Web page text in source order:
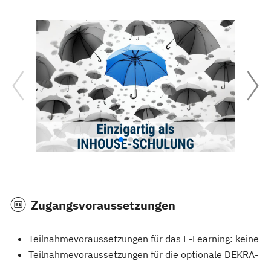
Zugangsvoraussetzungen
Teilnahmevoraussetzungen für das E-Learning: keine
Teilnahmevoraussetzungen für die optionale DEKRA-